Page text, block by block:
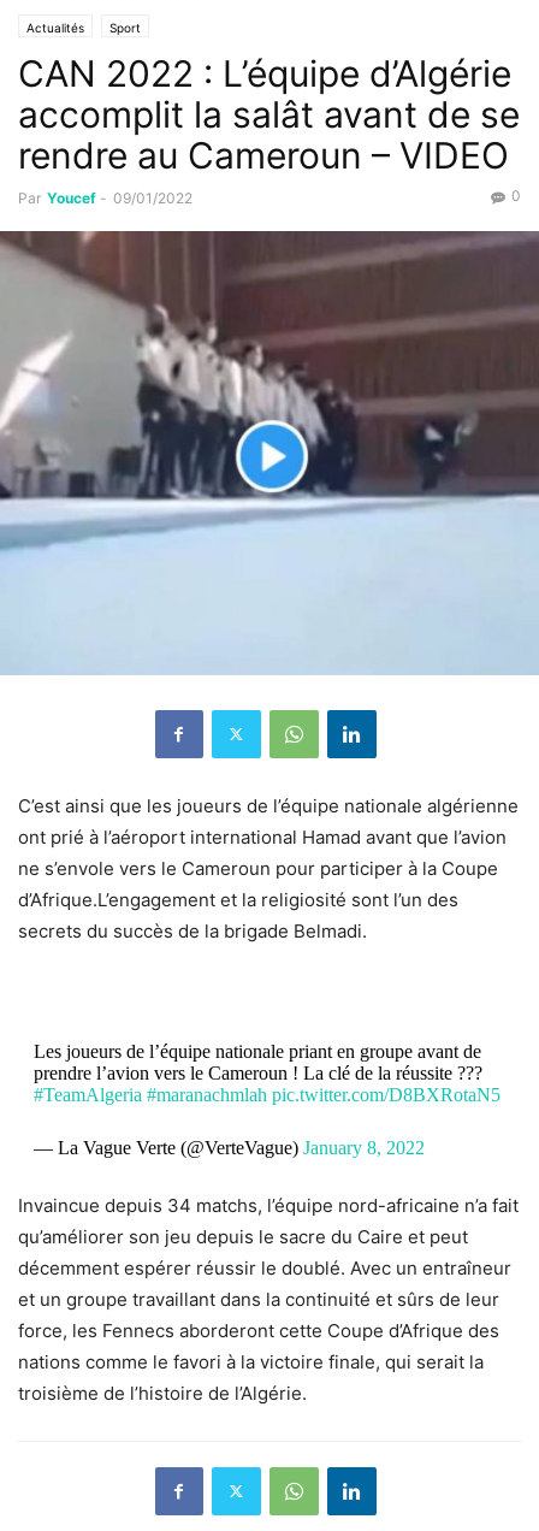
Actualités Sport
CAN 2022 : L’équipe d’Algérie
accomplit la salât avant de se
rendre au Cameroun – VIDEO
Par Youcef - 09/01/2022 0
C’est ainsi que les joueurs de l’équipe nationale algérienne
ont prié à l’aéroport international Hamad avant que l’avion
ne s’envole vers le Cameroun pour participer à la Coupe
d’Afrique.L’engagement et la religiosité sont l’un des
secrets du succès de la brigade Belmadi.
Les joueurs de l’équipe nationale priant en groupe avant de
prendre l’avion vers le Cameroun ! La clé de la réussite ???
#TeamAlgeria #maranachmlah pic.twitter.com/D8BXRotaN5
— La Vague Verte (@VerteVague) January 8, 2022
Invaincue depuis 34 matchs, l’équipe nord-africaine n’a fait
qu’améliorer son jeu depuis le sacre du Caire et peut
décemment espérer réussir le doublé. Avec un entraîneur
et un groupe travaillant dans la continuité et sûrs de leur
force, les Fennecs aborderont cette Coupe d’Afrique des
nations comme le favori à la victoire finale, qui serait la
troisième de l’histoire de l’Algérie.